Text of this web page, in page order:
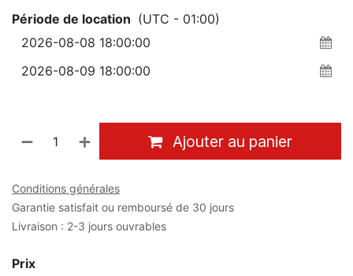
Période de location (UTC - 01:00)
Ajouter au panier
Conditions générales
Garantie satisfait ou remboursé de 30 jours
Livraison : 2-3 jours ouvrables
Prix